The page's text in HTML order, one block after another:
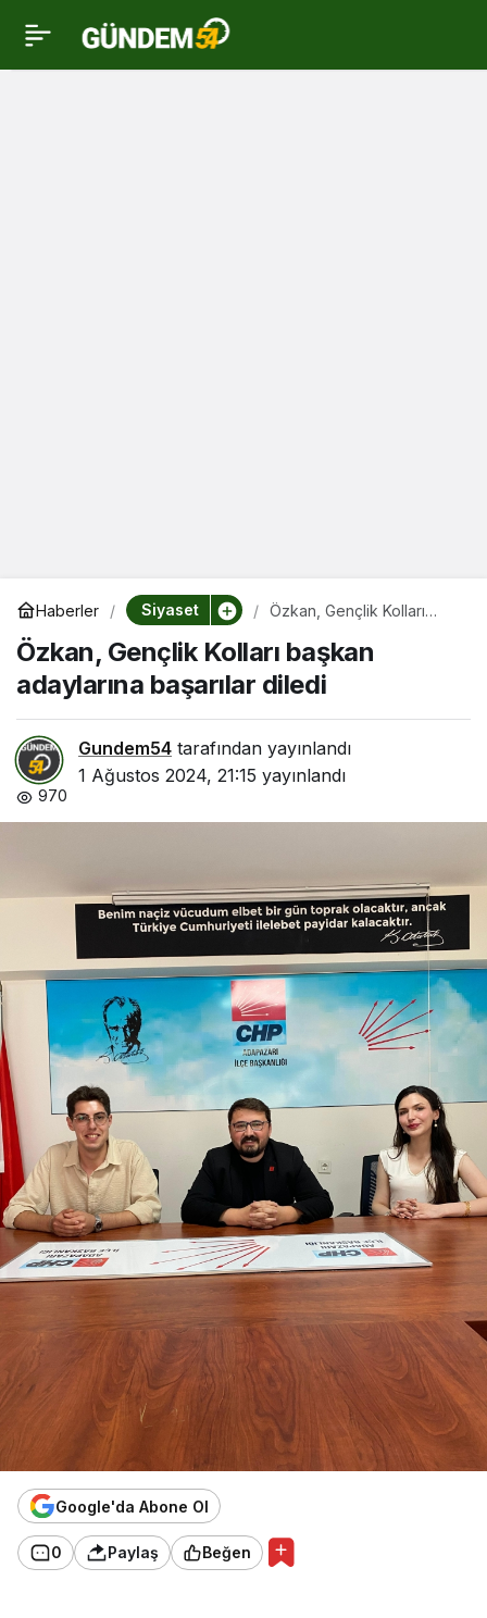
Haberler Siyaset
Özkan, Gençlik Kolları
başarılar diledi
Özkan, Gençlik Kolları başkan
adaylarına başarılar diledi
Gundem54 tarafından yayınlandı
1 Ağustos 2024, 21:15 yayınlandı
970
Google'da Abone Ol
0 Paylaş Beğen
Özkan, Gençlik Kolları